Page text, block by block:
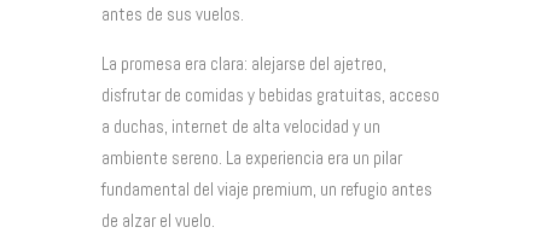
antes de sus vuelos.
La promesa era clara: alejarse del ajetreo,
disfrutar de comidas y bebidas gratuitas, acceso
a duchas, internet de alta velocidad y un
ambiente sereno. La experiencia era un pilar
fundamental del viaje premium, un refugio antes
de alzar el vuelo.